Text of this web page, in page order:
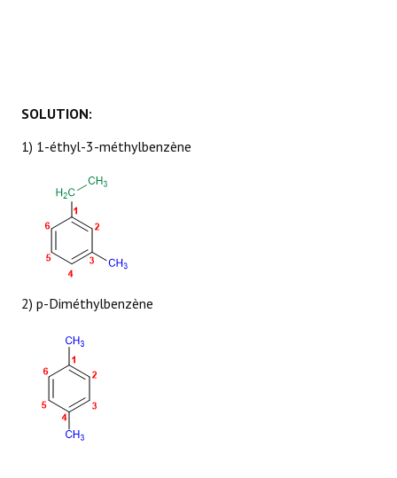
SOLUTION:
1) 1-éthyl-3-méthylbenzène
2) p-Diméthylbenzène